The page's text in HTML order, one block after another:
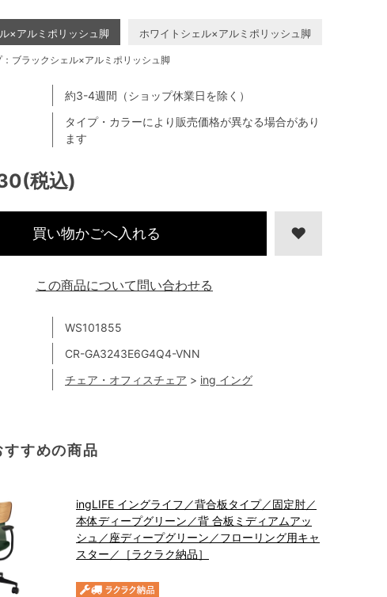
税込)
WS101855
CR-GA3243E6G4Q4-VNN
チェア・オフィスチェア > ing イング
タイプ・カラーにより販売価格が異なる場合があり
ます
約3-4週間（ショップ休業日を除く）
×アルミポリッシュ脚 ホワイトシェル×アルミポリッシュ脚
ブラックシェル×アルミポリッシュ脚
買い物かごへ入れる
すすめの商品
ingLIFE イングライフ／背合板タイプ／固定肘／
本体ディープグリーン／背 合板ミディアムアッ
シュ／座ディープグリーン／フローリング用キャ
スター／［ラクラク納品］
この商品について問い合わせる